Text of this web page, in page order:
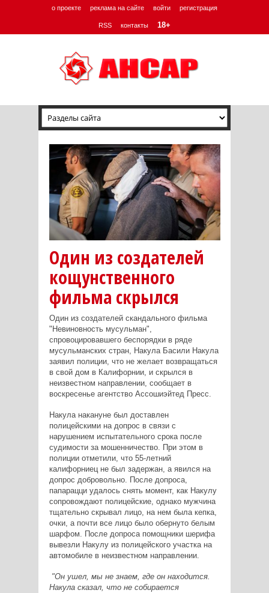
о проекте реклама на сайте войти регистрация
RSS контакты 18+
Один из создателей
кощунственного
фильма скрылся
Один из создателей скандального фильма
"Невиновность мусульман",
спровоцировавшего беспорядки в ряде
мусульманских стран, Накула Басили Накула
заявил полиции, что не желает возвращаться
в свой дом в Калифорнии, и скрылся в
неизвестном направлении, сообщает в
воскресенье агентство Ассошиэйтед Пресс.
Накула накануне был доставлен
полицейскими на допрос в связи с
нарушением испытательного срока после
судимости за мошенничество. При этом в
полиции отметили, что 55-летний
калифорниец не был задержан, а явился на
допрос добровольно. После допроса,
папарацци удалось снять момент, как Накулу
сопровождают полицейские, однако мужчина
тщательно скрывал лицо, на нем была кепка,
очки, а почти все лицо было обернуто белым
шарфом. После допроса помощники шерифа
вывезли Накулу из полицейского участка на
автомобиле в неизвестном направлении.
"Он ушел, мы не знаем, где он находится.
Накула сказал, что не собирается